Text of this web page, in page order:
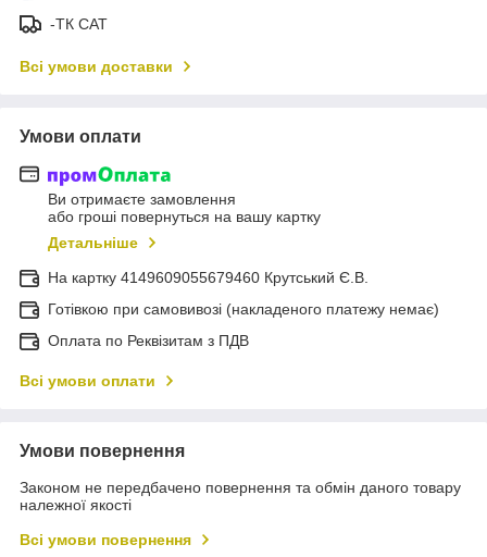
-ТК САТ
Всі умови доставки
Умови оплати
Ви отримаєте замовлення
або гроші повернуться на вашу картку
Детальніше
На картку 4149609055679460 Крутський Є.В.
Готівкою при самовивозі (накладеного платежу немає)
Оплата по Реквізитам з ПДВ
Всі умови оплати
Умови повернення
Законом не передбачено повернення та обмін даного товару
належної якості
Всі умови повернення